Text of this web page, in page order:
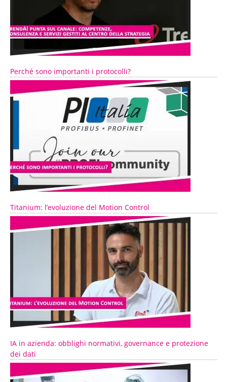
Perché sono importanti i protocolli?
Titanium: l’evoluzione del Motion Control
IA in azienda: obblighi normativi, governance e protezione
dei dati